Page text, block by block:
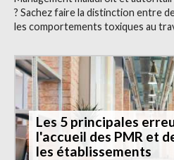
? Sachez faire la distinction entre
les comportements toxiques au
Les 5 principales
l'accueil des PMR et
les établissements